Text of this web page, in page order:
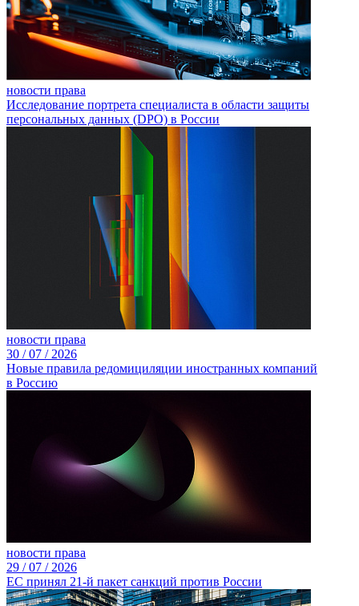
новости права
Исследование портрета специалиста в области защиты
персональных данных (DPO) в России
новости права
30 /07 / 2026
Новые правила редомициляции иностранных компаний
в Россию
новости права
29 /07 / 2026
ЕС принял 21-й пакет санкций против России